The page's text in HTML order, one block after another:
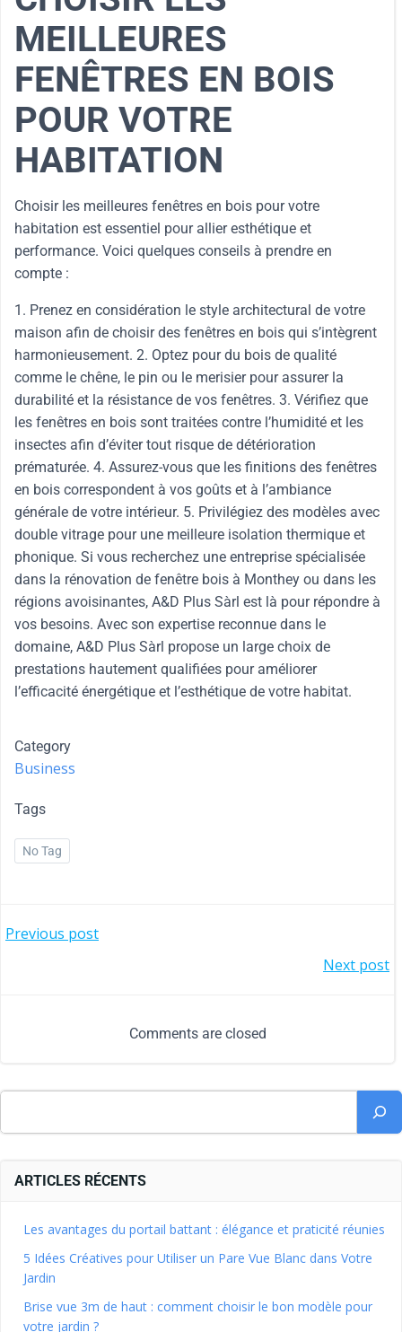
MEILLEURES
FENÊTRES EN BOIS
POUR VOTRE
HABITATION
Choisir les meilleures fenêtres en bois pour votre
habitation est essentiel pour allier esthétique et
performance. Voici quelques conseils à prendre en
compte :
1. Prenez en considération le style architectural de votre
maison afin de choisir des fenêtres en bois qui s’intègrent
harmonieusement. 2. Optez pour du bois de qualité
comme le chêne, le pin ou le merisier pour assurer la
durabilité et la résistance de vos fenêtres. 3. Vérifiez que
les fenêtres en bois sont traitées contre l’humidité et les
insectes afin d’éviter tout risque de détérioration
prématurée. 4. Assurez-vous que les finitions des fenêtres
en bois correspondent à vos goûts et à l’ambiance
générale de votre intérieur. 5. Privilégiez des modèles avec
double vitrage pour une meilleure isolation thermique et
phonique. Si vous recherchez une entreprise spécialisée
dans la rénovation de fenêtre bois à Monthey ou dans les
régions avoisinantes, A&D Plus Sàrl est là pour répondre à
vos besoins. Avec son expertise reconnue dans le
domaine, A&D Plus Sàrl propose un large choix de
prestations hautement qualifiées pour améliorer
l’efficacité énergétique et l’esthétique de votre habitat.
Category
Business
Tags
No Tag
Previous post
Next post
Comments are closed
ARTICLES RÉCENTS
Les avantages du portail battant : élégance et praticité réunies
5 Idées Créatives pour Utiliser un Pare Vue Blanc dans Votre
Jardin
Brise vue 3m de haut : comment choisir le bon modèle pour
votre jardin ?